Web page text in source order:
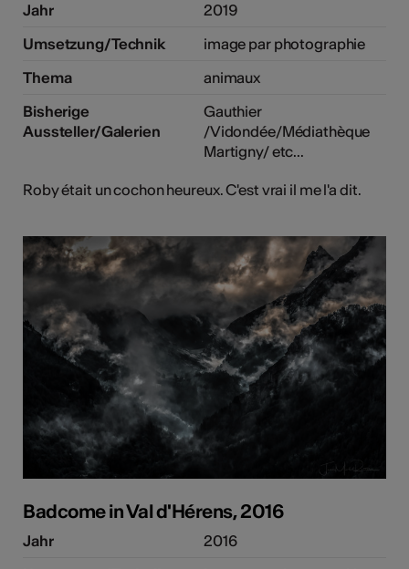
Jahr
2019
Umsetzung/Technik
image par photographie
Thema
animaux
Bisherige
Aussteller/Galerien
Gauthier
/Vidondée/Médiathèque
Martigny/ etc...
Roby était un cochon heureux. C'est vrai il me l'a dit.
Badcome in Val d'Hérens, 2016
Jahr
2016